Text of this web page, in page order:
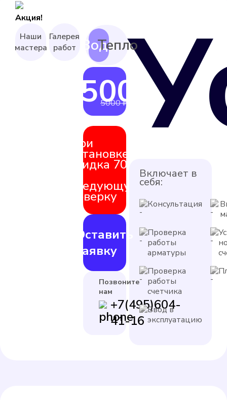
Акция!
Включает в
себя:
Консультация
Проверка
работы
арматуры
Проверка
работы
счетчика
Ввод в
эксплуатацию
4500 ₽
5000 ₽
При
установке
скидка 70%
следующую
поверку
Оставить
заявку
Позвоните
нам
+7(495)604-
41-16
Наши
мастера
Галерея
работ